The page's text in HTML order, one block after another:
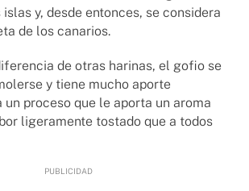
y, desde entonces, se considera
de los canarios.
de otras harinas, el gofio se
y tiene mucho aporte
un proceso que le aporta un aroma
ligeramente tostado que a todos